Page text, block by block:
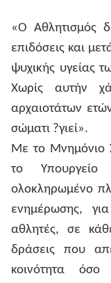
«Ο Αθλητισμός
επιδόσεις και
ψυχικής υγείας
Χωρίς αυτήν
αρχαιοτάτων
σώματι ?γιεί».
Με το Μνημόνιο
το Υπουργείο
ολοκληρωμένο
ενημέρωσης, για
αθλητές, σε
δράσεις που
κοινότητα όσο